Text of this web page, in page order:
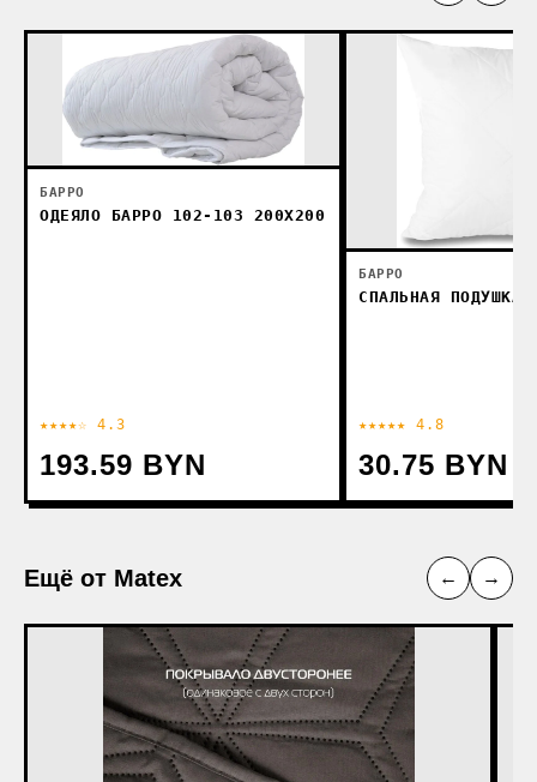
БАРРО
ОДЕЯЛО БАРРО 102-103 200X200
★★★★☆ 4.3
193.59 BYN
БАРРО
СПАЛЬНАЯ ПОДУШКА
★★★★★ 4.8
30.75 BYN
Ещё от Matex ← →